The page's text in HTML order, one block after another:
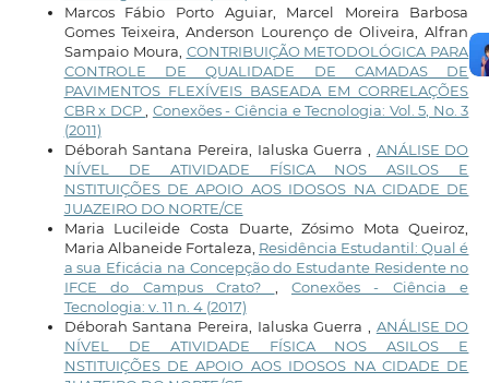
Marcos Fábio Porto Aguiar, Marcel Moreira Barbosa
Gomes Teixeira, Anderson Lourenço de Oliveira, Alfran
Sampaio Moura, CONTRIBUIÇÃO METODOLÓGICA PARA
CONTROLE DE QUALIDADE DE CAMADAS DE
PAVIMENTOS FLEXÍVEIS BASEADA EM CORRELAÇÕES
CBR x DCP
Conexões - Ciência e Tecnologia: Vol. 5, No. 3
(2011)
Déborah Santana Pereira, Ialuska Guerra , ANÁLISE DO
NÍVEL DE ATIVIDADE FÍSICA NOS ASILOS E
NSTITUIÇÕES DE APOIO AOS IDOSOS NA CIDADE DE
JUAZEIRO DO NORTE/CE
Maria Lucileide Costa Duarte, Zósimo Mota Queiroz,
Maria Albaneide Fortaleza, Residência Estudantil: Qual é
a sua Eficácia na Concepção do Estudante Residente no
IFCE do Campus Crato?
Conexões - Ciência e
Tecnologia: v. 11 n. 4 (2017)
Déborah Santana Pereira, Ialuska Guerra , ANÁLISE DO
NÍVEL DE ATIVIDADE FÍSICA NOS ASILOS E
NSTITUIÇÕES DE APOIO AOS IDOSOS NA CIDADE DE